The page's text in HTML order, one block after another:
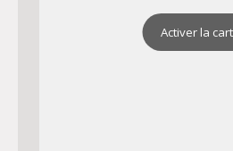
Activer la